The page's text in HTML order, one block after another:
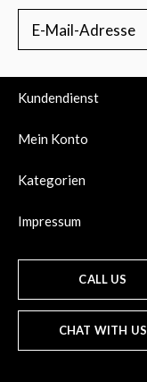
Kundendienst
Mein Konto
Kategorien
Impressum
CALL US
CHAT WITH US